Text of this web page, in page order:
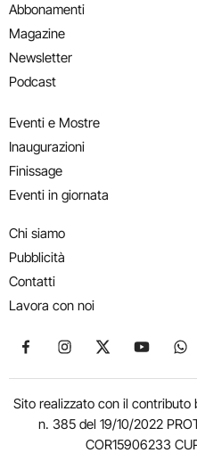
Abbonamenti
Magazine
Newsletter
Podcast
Eventi e Mostre
Inaugurazioni
Finissage
Eventi in giornata
Chi siamo
Pubblicità
Contatti
Lavora con noi
Seguici su Facebook
Seguici su Instagram
Seguici su X
Seguici
Sito realizzato con il contributo
n. 385 del 19/10/2022
COR15906233